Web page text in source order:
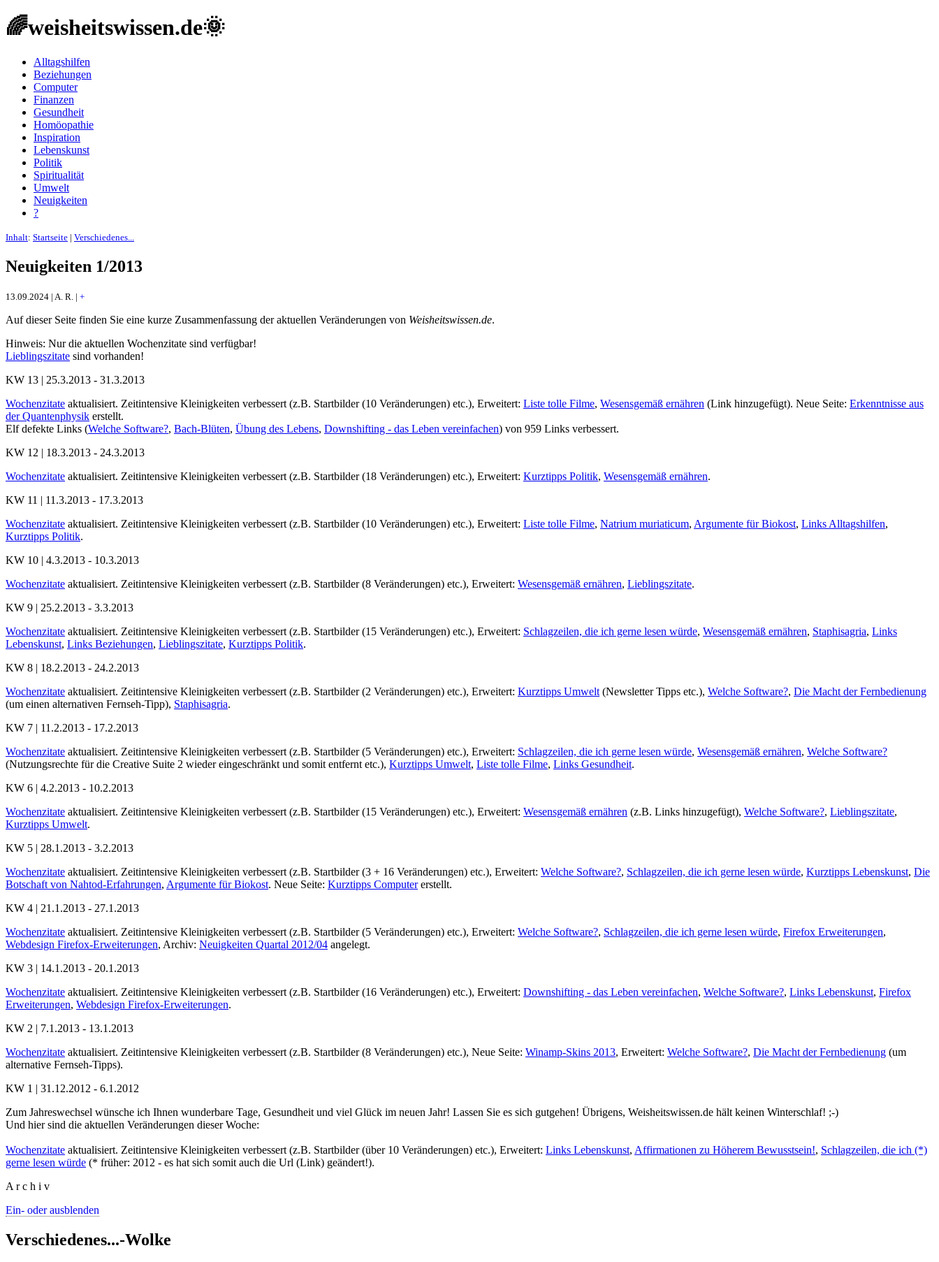
🌈weisheitswissen.de🌞
Alltagshilfen
Beziehungen
Computer
Finanzen
Gesundheit
Homöopathie
Inspiration
Lebenskunst
Politik
Spiritualität
Umwelt
Neuigkeiten
?
Inhalt: Startseite | Verschiedenes...
Neuigkeiten 1/2013
13.09.2024 | A. R. | +
Auf dieser Seite finden Sie eine kurze Zusammenfassung der aktuellen Veränderungen von Weisheitswissen.de.
Hinweis: Nur die aktuellen Wochenzitate sind verfügbar!
Lieblingszitate sind vorhanden!
KW 13 | 25.3.2013 - 31.3.2013
Wochenzitate aktualisiert. Zeitintensive Kleinigkeiten verbessert (z.B. Startbilder (10 Veränderungen) etc.), Erweitert: Liste tolle Filme, Wesensgemäß ernähren (Link hinzugefügt). Neue Seite: Erkenntnisse aus
der Quantenphysik erstellt.
Elf defekte Links (Welche Software?, Bach-Blüten, Übung des Lebens, Downshifting - das Leben vereinfachen) von 959 Links verbessert.
KW 12 | 18.3.2013 - 24.3.2013
Wochenzitate aktualisiert. Zeitintensive Kleinigkeiten verbessert (z.B. Startbilder (18 Veränderungen) etc.), Erweitert: Kurztipps Politik, Wesensgemäß ernähren.
KW 11 | 11.3.2013 - 17.3.2013
Wochenzitate aktualisiert. Zeitintensive Kleinigkeiten verbessert (z.B. Startbilder (10 Veränderungen) etc.), Erweitert: Liste tolle Filme, Natrium muriaticum, Argumente für Biokost, Links Alltagshilfen,
Kurztipps Politik.
KW 10 | 4.3.2013 - 10.3.2013
Wochenzitate aktualisiert. Zeitintensive Kleinigkeiten verbessert (z.B. Startbilder (8 Veränderungen) etc.), Erweitert: Wesensgemäß ernähren, Lieblingszitate.
KW 9 | 25.2.2013 - 3.3.2013
Wochenzitate aktualisiert. Zeitintensive Kleinigkeiten verbessert (z.B. Startbilder (15 Veränderungen) etc.), Erweitert: Schlagzeilen, die ich gerne lesen würde, Wesensgemäß ernähren, Staphisagria, Links
Lebenskunst, Links Beziehungen, Lieblingszitate, Kurztipps Politik.
KW 8 | 18.2.2013 - 24.2.2013
Wochenzitate aktualisiert. Zeitintensive Kleinigkeiten verbessert (z.B. Startbilder (2 Veränderungen) etc.), Erweitert: Kurztipps Umwelt (Newsletter Tipps etc.), Welche Software?, Die Macht der Fernbedienung
(um einen alternativen Fernseh-Tipp), Staphisagria.
KW 7 | 11.2.2013 - 17.2.2013
Wochenzitate aktualisiert. Zeitintensive Kleinigkeiten verbessert (z.B. Startbilder (5 Veränderungen) etc.), Erweitert: Schlagzeilen, die ich gerne lesen würde, Wesensgemäß ernähren, Welche Software?
(Nutzungsrechte für die Creative Suite 2 wieder eingeschränkt und somit entfernt etc.), Kurztipps Umwelt, Liste tolle Filme, Links Gesundheit.
KW 6 | 4.2.2013 - 10.2.2013
Wochenzitate aktualisiert. Zeitintensive Kleinigkeiten verbessert (z.B. Startbilder (15 Veränderungen) etc.), Erweitert: Wesensgemäß ernähren (z.B. Links hinzugefügt), Welche Software?, Lieblingszitate,
Kurztipps Umwelt.
KW 5 | 28.1.2013 - 3.2.2013
Wochenzitate aktualisiert. Zeitintensive Kleinigkeiten verbessert (z.B. Startbilder (3 + 16 Veränderungen) etc.), Erweitert: Welche Software?, Schlagzeilen, die ich gerne lesen würde, Kurztipps Lebenskunst, Die
Botschaft von Nahtod-Erfahrungen, Argumente für Biokost. Neue Seite: Kurztipps Computererstellt.
KW 4 | 21.1.2013 - 27.1.2013
Wochenzitate aktualisiert. Zeitintensive Kleinigkeiten verbessert (z.B. Startbilder (5 Veränderungen) etc.), Erweitert: Welche Software?, Schlagzeilen, die ich gerne lesen würde, Firefox Erweiterungen,
Webdesign Firefox-Erweiterungen, Archiv: Neuigkeiten Quartal 2012/04 angelegt.
KW 3 | 14.1.2013 - 20.1.2013
Wochenzitate aktualisiert. Zeitintensive Kleinigkeiten verbessert (z.B. Startbilder (16 Veränderungen) etc.), Erweitert: Downshifting - das Leben vereinfachen, Welche Software?, Links Lebenskunst, Firefox
Erweiterungen, Webdesign Firefox-Erweiterungen.
KW 2 | 7.1.2013 - 13.1.2013
Wochenzitate aktualisiert. Zeitintensive Kleinigkeiten verbessert (z.B. Startbilder (8 Veränderungen) etc.), Neue Seite: Winamp-Skins 2013, Erweitert: Welche Software?, Die Macht der Fernbedienung (um
alternative Fernseh-Tipps).
KW 1 | 31.12.2012 - 6.1.2012
Zum Jahreswechsel wünsche ich Ihnen wunderbare Tage, Gesundheit und viel Glück im neuen Jahr! Lassen Sie es sich gutgehen! Übrigens, Weisheitswissen.de hält keinen Winterschlaf! ;-)
Und hier sind die aktuellen Veränderungen dieser Woche:
Wochenzitate aktualisiert. Zeitintensive Kleinigkeiten verbessert (z.B. Startbilder (über 10 Veränderungen) etc.), Erweitert: Links Lebenskunst, Affirmationen zu Höherem Bewusstsein!, Schlagzeilen, die ich (*)
gerne lesen würde (* früher: 2012 - es hat sich somit auch die Url (Link) geändert!).
A r c h i v
Ein- oder ausblenden
Verschiedenes...-Wolke